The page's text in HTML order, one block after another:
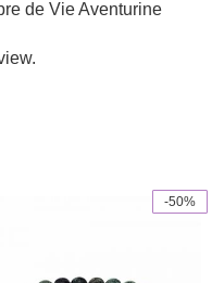
de Vie Aventurine
-50%